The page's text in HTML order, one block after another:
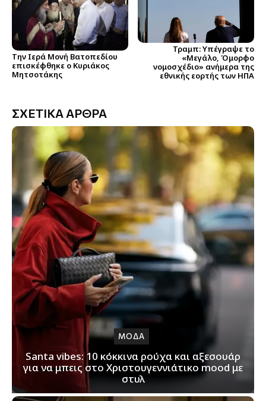
Την Ιερά Μονή Βατοπεδίου
επισκέφθηκε ο Κυριάκος
Μητσοτάκης
Τραμπ: Υπέγραψε το
«Μεγάλο, Όμορφο
νομοσχέδιο» ανήμερα της
εθνικής εορτής των ΗΠΑ
ΣΧΕΤΙΚΑ ΑΡΘΡΑ
ΜΟΔΑ
Santa vibes: 10 κόκκινα ρούχα και αξεσουάρ
για να μπεις στο Χριστουγεννιάτικο mood με
στυλ